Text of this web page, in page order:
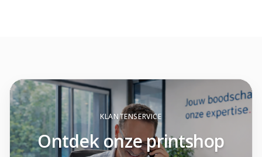
KLANTENSERVICE
Ontdek onze printshop